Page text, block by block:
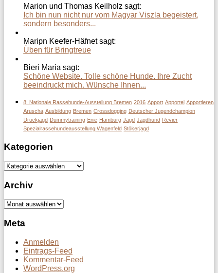
Marion und Thomas Keilholz sagt:
Ich bin nun nicht nur vom Magyar Viszla begeistert,
sondern besonders...
Maripn Keefer-Häfnet sagt:
Üben für Bringtreue
Bieri Maria sagt:
Schöne Website. Tolle schöne Hunde. Ihre Zucht
beeindruckt mich. Wünsche Ihnen...
8. Nationale Rassehunde-Ausstellung Bremen 2016 Apport Apportel Apportieren
Aruscha Ausbildung Bremen Crossdogging Deutscher Jugendchampion
Drückjagd Dummytraining Enie Hamburg Jagd Jagdhund Revier
Spezialrassehundeausstellung Wagenfeld Stökerjagd
Kategorien
Kategorien
Archiv
Archiv
Meta
Anmelden
Eintrags-Feed
Kommentar-Feed
WordPress.org